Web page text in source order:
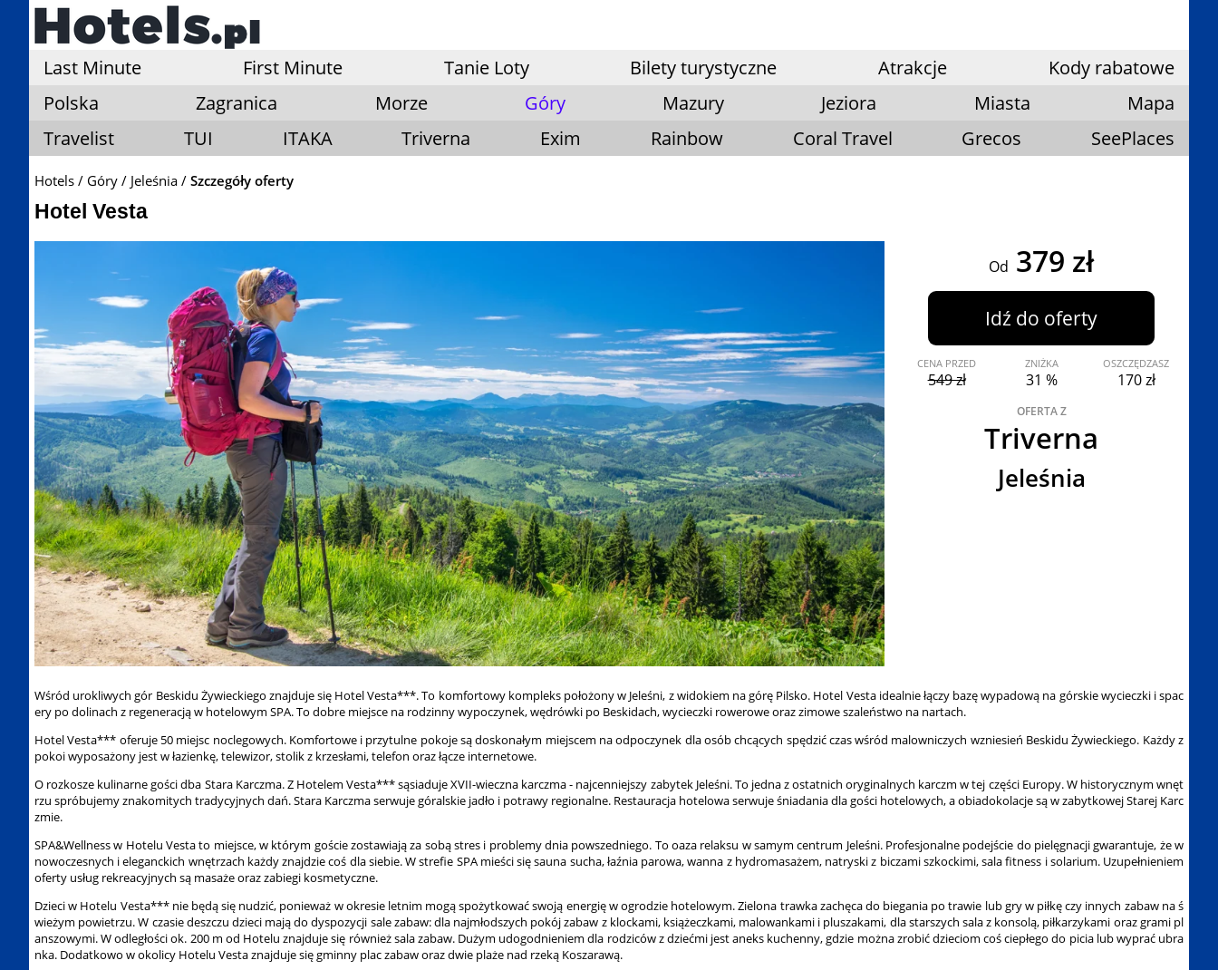
Last Minute First Minute Tanie Loty Bilety turystyczne Atrakcje
Kody rabatowe
Polska
Zagranica Morze Góry Mazury Jeziora Miasta
Mapa
Travelist
TUI ITAKA Triverna Exim Rainbow Coral Travel Grecos SeePlaces
Hotels Góry Jeleśnia Szczegóły oferty
Hotel Vesta
Od 379 zł
Idź do oferty
CENA PRZED
549 zł
ZNIŻKA
31 %
OSZCZĘDZASZ
170 zł
OFERTA Z
Triverna
Jeleśnia
Wśród urokliwych gór Beskidu Żywieckiego znajduje się Hotel Vesta***. To komfortowy kompleks położony w Jeleśni, z widokiem na górę Pilsko. Hotel Vesta idealnie łączy bazę wypadową na górskie wycieczki i spac
ery po dolinach z regeneracją w hotelowym SPA. To dobre miejsce na rodzinny wypoczynek, wędrówki po Beskidach, wycieczki rowerowe oraz zimowe szaleństwo na nartach.
Hotel Vesta*** oferuje 50 miejsc noclegowych. Komfortowe i przytulne pokoje są doskonałym miejscem na odpoczynek dla osób chcących spędzić czas wśród malowniczych wzniesień Beskidu Żywieckiego. Każdy z
pokoi wyposażony jest w łazienkę, telewizor, stolik z krzesłami, telefon oraz łącze internetowe.
O rozkosze kulinarne gości dba Stara Karczma. Z Hotelem Vesta*** sąsiaduje XVII-wieczna karczma - najcenniejszy zabytek Jeleśni. To jedna z ostatnich oryginalnych karczm w tej części Europy. W historycznym wnęt
rzu spróbujemy znakomitych tradycyjnych dań. Stara Karczma serwuje góralskie jadło i potrawy regionalne. Restauracja hotelowa serwuje śniadania dla gości hotelowych, a obiadokolacje są w zabytkowej Starej Karc
zmie.
SPA&Wellness w Hotelu Vesta to miejsce, w którym goście zostawiają za sobą stres i problemy dnia powszedniego. To oaza relaksu w samym centrum Jeleśni. Profesjonalne podejście do pielęgnacji gwarantuje, że w
nowoczesnych i eleganckich wnętrzach każdy znajdzie coś dla siebie. W strefie SPA mieści się sauna sucha, łaźnia parowa, wanna z hydromasażem, natryski z biczami szkockimi, sala fitness i solarium. Uzupełnieniem
oferty usług rekreacyjnych są masaże oraz zabiegi kosmetyczne.
Dzieci w Hotelu Vesta*** nie będą się nudzić, ponieważ w okresie letnim mogą spożytkować swoją energię w ogrodzie hotelowym. Zielona trawka zachęca do biegania po trawie lub gry w piłkę czy innych zabaw na ś
wieżym powietrzu. W czasie deszczu dzieci mają do dyspozycji sale zabaw: dla najmłodszych pokój zabaw z klockami, książeczkami, malowankami i pluszakami, dla starszych sala z konsolą, piłkarzykami oraz grami pl
anszowymi. W odległości ok. 200 m od Hotelu znajduje się również sala zabaw. Dużym udogodnieniem dla rodziców z dziećmi jest aneks kuchenny, gdzie można zrobić dzieciom coś ciepłego do picia lub wyprać ubra
nka. Dodatkowo w okolicy Hotelu Vesta znajduje się gminny plac zabaw oraz dwie plaże nad rzeką Koszarawą.